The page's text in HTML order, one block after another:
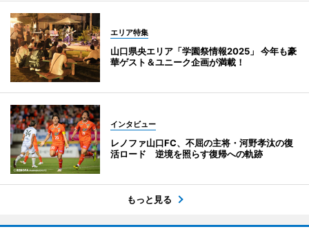
エリア特集
山口県央エリア「学園祭情報2025」 今年も豪
華ゲスト＆ユニーク企画が満載！
インタビュー
レノファ山口FC、不屈の主将・河野孝汰の復
活ロード 逆境を照らす復帰への軌跡
もっと見る